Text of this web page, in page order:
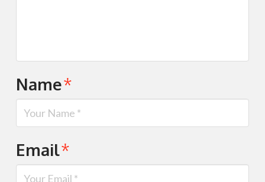
Name*
Email*